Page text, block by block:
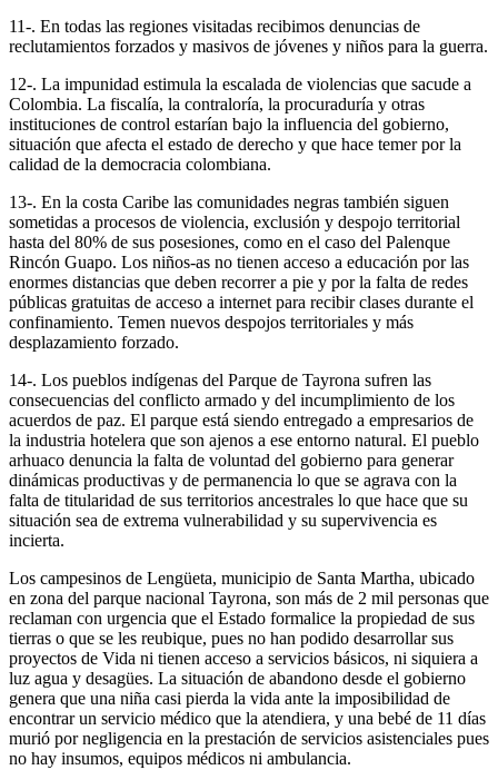
11-. En todas las regiones visitadas recibimos denuncias de
reclutamientos forzados y masivos de jóvenes y niños para la guerra.
12-. La impunidad estimula la escalada de violencias que sacude a
Colombia. La fiscalía, la contraloría, la procuraduría y otras
instituciones de control estarían bajo la influencia del gobierno,
situación que afecta el estado de derecho y que hace temer por la
calidad de la democracia colombiana.
13-. En la costa Caribe las comunidades negras también siguen
sometidas a procesos de violencia, exclusión y despojo territorial
hasta del 80% de sus posesiones, como en el caso del Palenque
Rincón Guapo. Los niños-as no tienen acceso a educación por las
enormes distancias que deben recorrer a pie y por la falta de redes
públicas gratuitas de acceso a internet para recibir clases durante el
confinamiento. Temen nuevos despojos territoriales y más
desplazamiento forzado.
14-. Los pueblos indígenas del Parque de Tayrona sufren las
consecuencias del conflicto armado y del incumplimiento de los
acuerdos de paz. El parque está siendo entregado a empresarios de
la industria hotelera que son ajenos a ese entorno natural. El pueblo
arhuaco denuncia la falta de voluntad del gobierno para generar
dinámicas productivas y de permanencia lo que se agrava con la
falta de titularidad de sus territorios ancestrales lo que hace que su
situación sea de extrema vulnerabilidad y su supervivencia es
incierta.
Los campesinos de Lengüeta, municipio de Santa Martha, ubicado
en zona del parque nacional Tayrona, son más de 2 mil personas que
reclaman con urgencia que el Estado formalice la propiedad de sus
tierras o que se les reubique, pues no han podido desarrollar sus
proyectos de Vida ni tienen acceso a servicios básicos, ni siquiera a
luz agua y desagües. La situación de abandono desde el gobierno
genera que una niña casi pierda la vida ante la imposibilidad de
encontrar un servicio médico que la atendiera, y una bebé de 11 días
murió por negligencia en la prestación de servicios asistenciales pues
no hay insumos, equipos médicos ni ambulancia.